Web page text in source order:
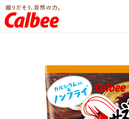
ホーム > 商品
しょうゆ味